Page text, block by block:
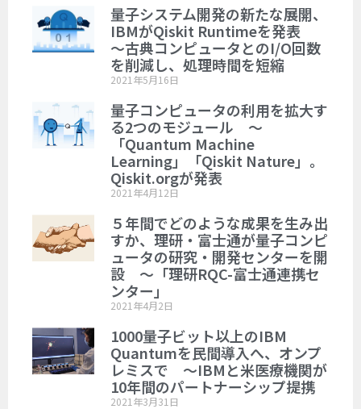
量子システム開発の新たな展開、
IBMがQiskit Runtimeを発表
～古典コンピュータとのI/O回数
を削減し、処理時間を短縮
2021年5月16日
量子コンピュータの利用を拡大す
る2つのモジュール ～
「Quantum Machine
Learning」「Qiskit Nature」。
Qiskit.orgが発表
2021年4月12日
５年間でどのような成果を生み出
すか、理研・富士通が量子コンピ
ュータの研究・開発センターを開
設 ～「理研RQC-富士通連携セ
ンター」
2021年4月2日
1000量子ビット以上のIBM
Quantumを民間導入へ、オンプ
レミスで ～IBMと米医療機関が
10年間のパートナーシップ提携
2021年3月31日